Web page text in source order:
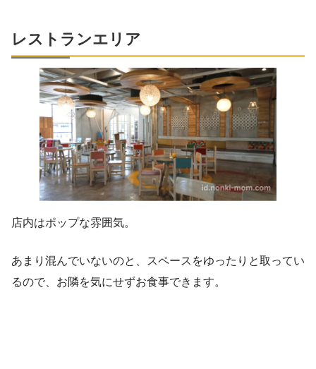
レストランエリア
店内はポップな雰囲気。
あまり混んでいないのと、スペースをゆったりと取ってい
るので、お隣を気にせずお食事できます。